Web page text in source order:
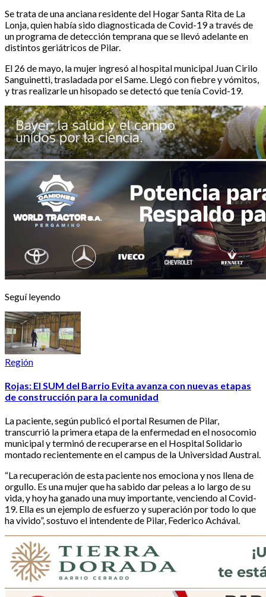
Se trata de una anciana residente del Hogar Santa Rita de La
Lonja, quien había sido diagnosticada de Covid-19 a través de
un programa de detección temprana que se llevó adelante en
distintos geriátricos de Pilar.
El 26 de mayo, la mujer ingresó al hospital municipal Juan Cirilo
Sanguinetti, trasladada por el Same. Llegó con fiebre y vómitos,
y tras realizarle un hisopado se detectó que tenía Covid-19.
Seguí leyendo
Región
Rojas: El SUM del Barrio Evita avanza con nuevas etapas
de construcción para la comunidad
La paciente, según publicó el portal Resumen de Pilar,
transcurrió la primera etapa de la enfermedad en el nosocomio
municipal y terminó de recuperarse en el Hospital Solidario
montado recientemente en el campus de la Universidad Austral.
“La recuperación de esta paciente nos emociona y nos llena de
orgullo. Es una mujer que ha sabido dar peleas a lo largo de su
vida, y hoy ha ganado una muy importante, venciendo al Covid-
19. Ella es un ejemplo de esfuerzo y superación por todo lo que
ha vivido”, sostuvo el intendente de Pilar, Federico Achával.